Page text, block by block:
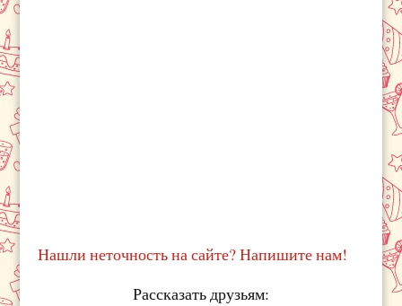
Нашли неточность на сайте? Напишите нам!
Рассказать друзьям: